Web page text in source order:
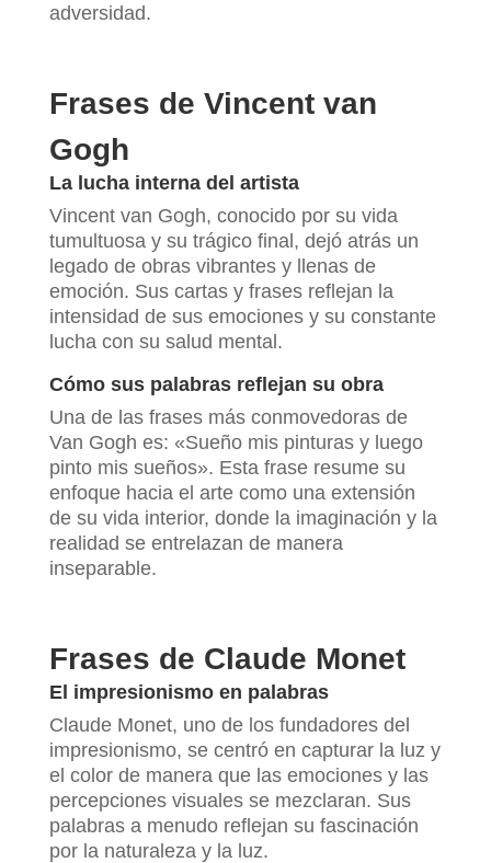
adversidad.
Frases de Vincent van
Gogh
La lucha interna del artista
Vincent van Gogh, conocido por su vida
tumultuosa y su trágico final, dejó atrás un
legado de obras vibrantes y llenas de
emoción. Sus cartas y frases reflejan la
intensidad de sus emociones y su constante
lucha con su salud mental.
Cómo sus palabras reflejan su obra
Una de las frases más conmovedoras de
Van Gogh es: «Sueño mis pinturas y luego
pinto mis sueños». Esta frase resume su
enfoque hacia el arte como una extensión
de su vida interior, donde la imaginación y la
realidad se entrelazan de manera
inseparable.
Frases de Claude Monet
El impresionismo en palabras
Claude Monet, uno de los fundadores del
impresionismo, se centró en capturar la luz y
el color de manera que las emociones y las
percepciones visuales se mezclaran. Sus
palabras a menudo reflejan su fascinación
por la naturaleza y la luz.